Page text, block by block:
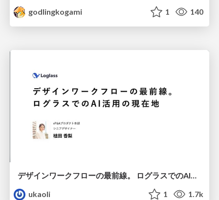
godlingkogami 1 140
デザインワークフローの最前線。 ログラスでのAI活用の現在地
ukaoli
1 1.7k